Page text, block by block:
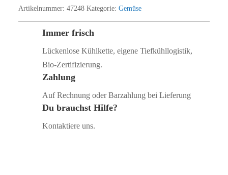
Artikelnummer: 47248 Kategorie: Gemüse
Immer frisch
Lückenlose Kühlkette, eigene Tiefkühllogistik,
Bio‑Zertifizierung.
Zahlung
Auf Rechnung oder Barzahlung bei Lieferung
Du brauchst Hilfe?
Kontaktiere uns.